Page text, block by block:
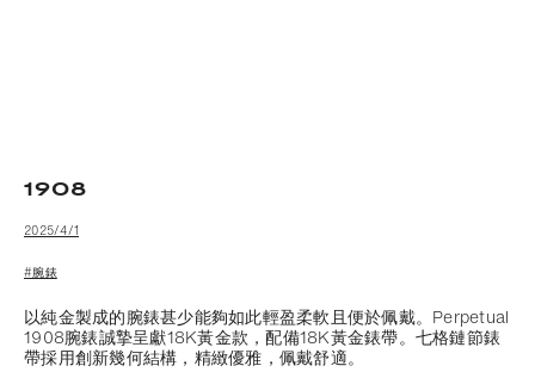
1908
2025/4/1
#腕錶
以純金製成的腕錶甚少能夠如此輕盈柔軟且便於佩戴。Perpetual
1908腕錶誠摯呈獻18K黃金款，配備18K黃金錶帶。七格鏈節錶
帶採用創新幾何結構，精緻優雅，佩戴舒適。